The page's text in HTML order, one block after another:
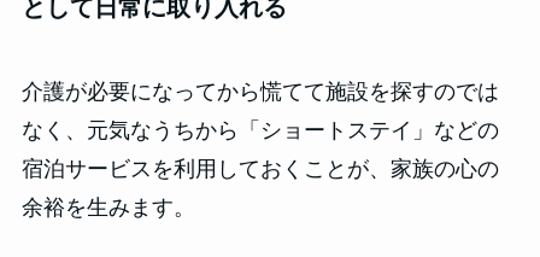
として日常に取り入れる
介護が必要になってから慌てて施設を探すのでは
なく、元気なうちから「ショートステイ」などの
宿泊サービスを利用しておくことが、家族の心の
余裕を生みます。